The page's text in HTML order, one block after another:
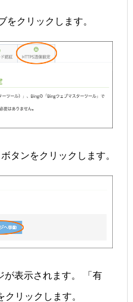
をクリックします。
タンをクリックします。
が表示されます。 「有
リックします。